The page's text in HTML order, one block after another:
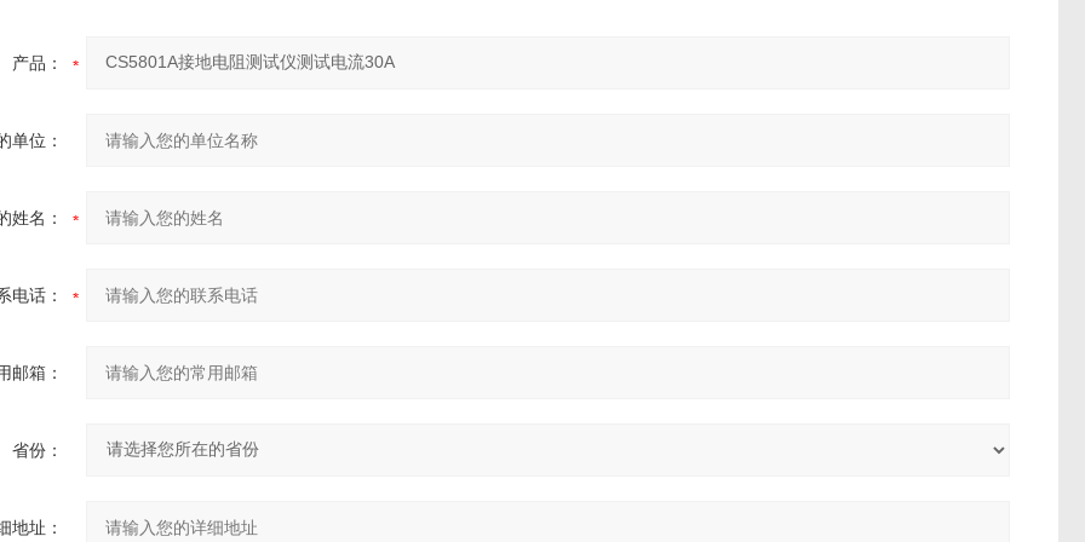
产品：
单位：
姓名：
电话：
邮箱：
省份：
地址：